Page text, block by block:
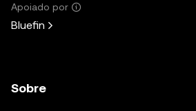
Apoiado por
Bluefin
Sobre